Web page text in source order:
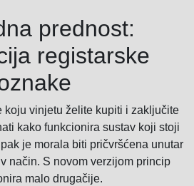
prednost:
registarske
koju vinjetu želite kupiti i zaključite
kako funkcionira sustav koji stoji
je morala biti pričvršćena unutar
način. S novom verzijom princip
malo drugačije.